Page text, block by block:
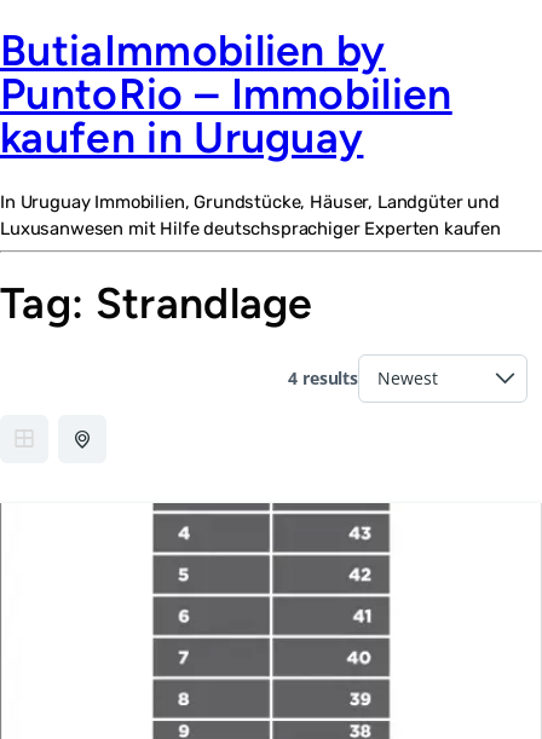
ButiaImmobilien by
PuntoRio – Immobilien
kaufen in Uruguay
In Uruguay Immobilien, Grundstücke, Häuser, Landgüter und
Luxusanwesen mit Hilfe deutschsprachiger Experten kaufen
Tag: Strandlage
4 results